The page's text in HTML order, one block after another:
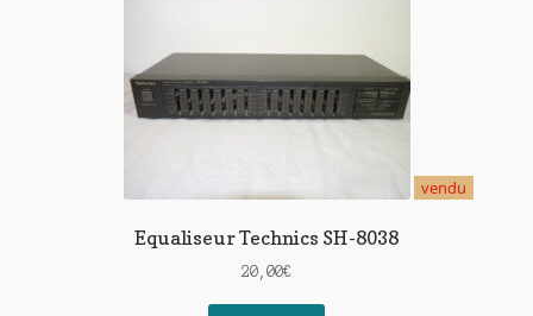
vendu
Equaliseur Technics SH-8038
20,00€